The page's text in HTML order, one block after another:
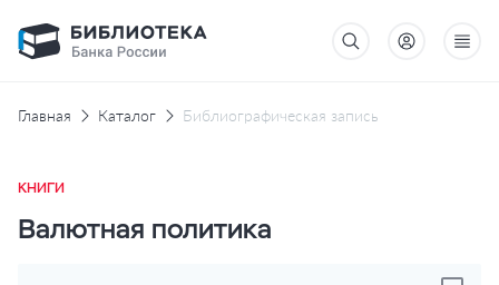
Главная Каталог Библиографическая запись
КНИГИ
Валютная политика